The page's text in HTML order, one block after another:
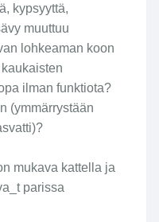
tiedot ja taidot jo pian
- moniakaan - k u v
vahingossa,
kypsyyttä,
muuttuu
lohkeaman koon
ilman funktiota?
(ymmärrystään
mukava kattella ja
parissa